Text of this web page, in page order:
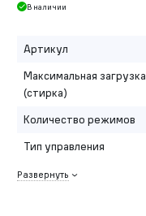
В наличии
Артикул
Максимальная загрузка
(стирка)
Количество режимов
Тип управления
Развернуть